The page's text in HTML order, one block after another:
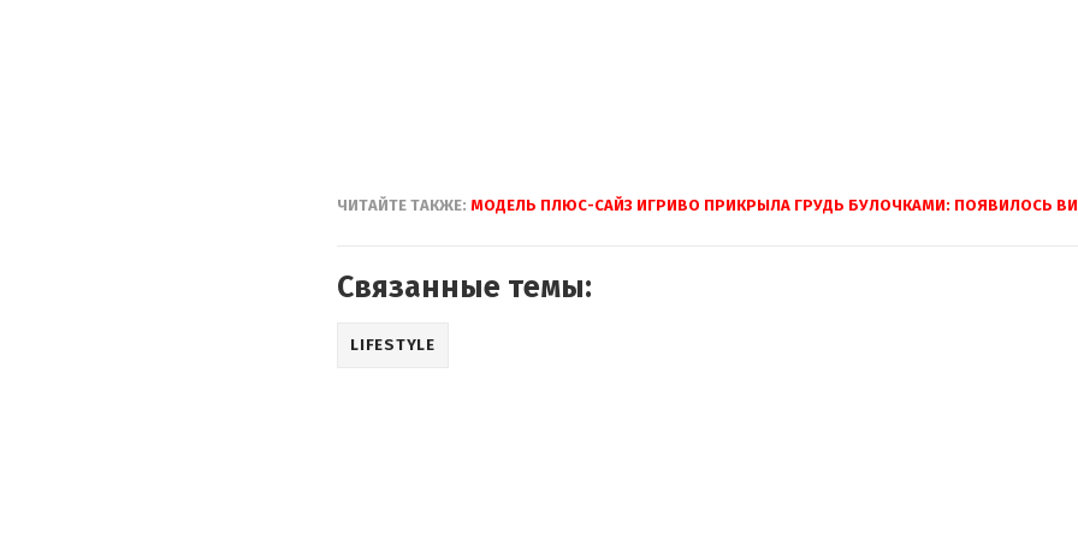
ЧИТАЙТЕ ТАКЖЕ: МОДЕЛЬ ПЛЮС-САЙЗ ИГРИВО ПРИКРЫЛА ГРУДЬ БУЛОЧКАМИ: ПОЯВИЛОСЬ
Связанные темы:
LIFESTYLE